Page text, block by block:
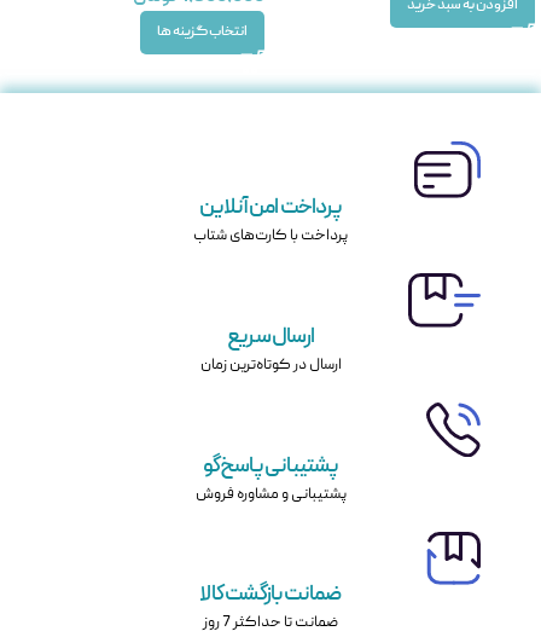
افزودن به سبد خرید
انتخاب گزینه ها
پرداخت امن آنلاین
پرداخت با کارت‌های شتاب
ارسال سریع
ارسال در کوتاه‌ترین زمان
پشتیبانی پاسخ‌گو
پشتیبانی و مشاوره فروش
ضمانت بازگشت کالا
ضمانت تا حداکثر 7 روز